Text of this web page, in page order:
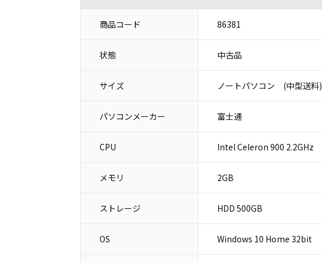
商品コード 86381
状態 中古品
サイズ ノートパソコン (中型送料)
パソコンメーカー 富士通
CPU Intel Celeron 900 2.2GHz
メモリ 2GB
ストレージ HDD 500GB
OS Windows 10 Home 32bit